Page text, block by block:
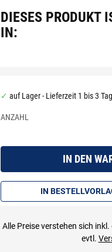
DIESES PRODUKT
IN:
auf Lager - Lieferzeit 1 bis 3
ANZAHL
IN DEN
IN
Alle Preise verstehen sich
evtl.